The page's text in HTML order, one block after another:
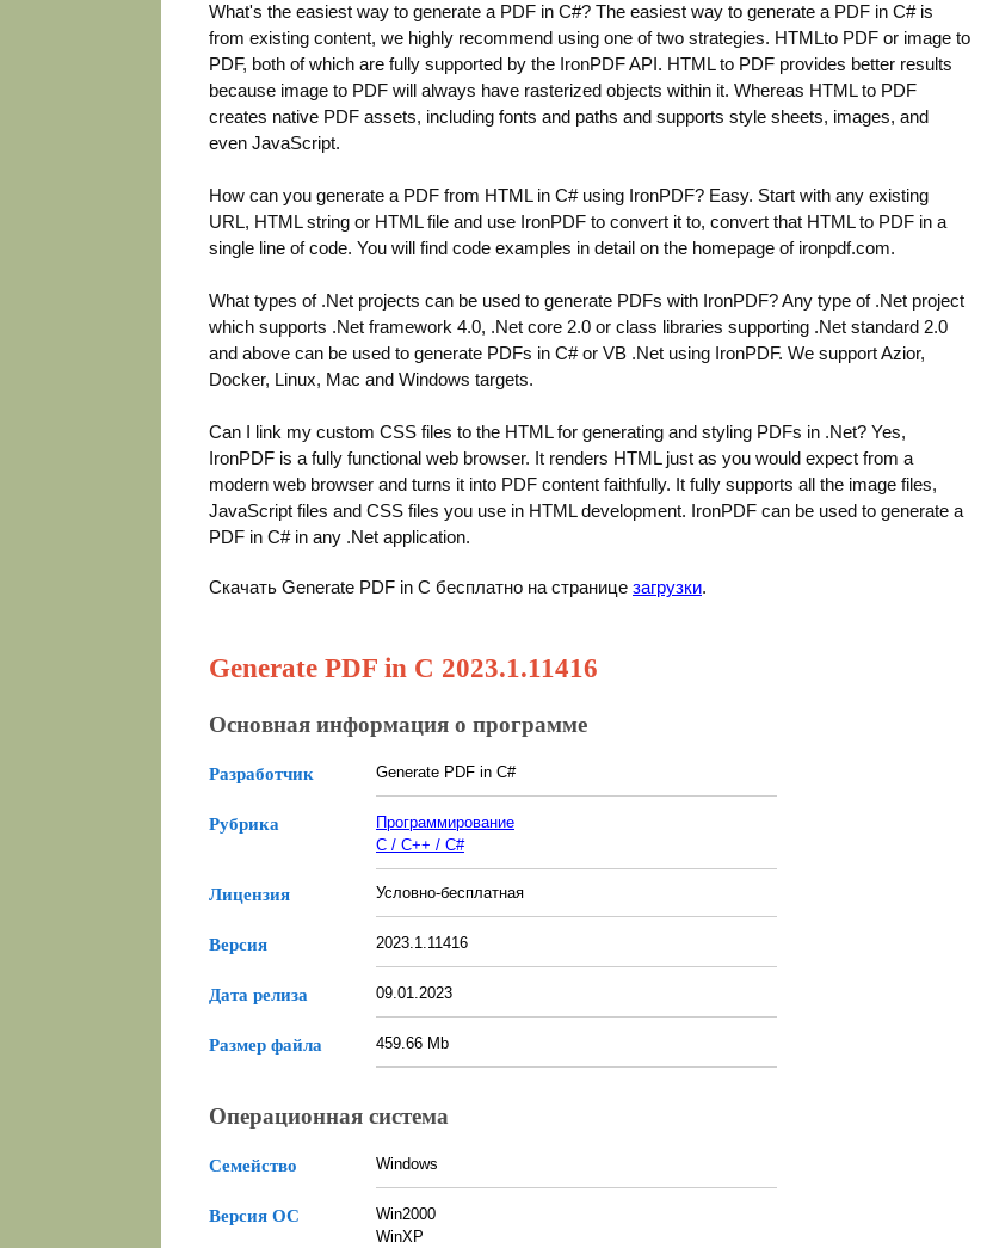
What's the easiest way to generate a PDF in C#? The easiest way to generate a PDF in C# is
from existing content, we highly recommend using one of two strategies. HTMLto PDF or image to
PDF, both of which are fully supported by the IronPDF API. HTML to PDF provides better results
because image to PDF will always have rasterized objects within it. Whereas HTML to PDF
creates native PDF assets, including fonts and paths and supports style sheets, images, and
even JavaScript.
How can you generate a PDF from HTML in C# using IronPDF? Easy. Start with any existing
URL, HTML string or HTML file and use IronPDF to convert it to, convert that HTML to PDF in a
single line of code. You will find code examples in detail on the homepage of ironpdf.com.
What types of .Net projects can be used to generate PDFs with IronPDF? Any type of .Net project
which supports .Net framework 4.0, .Net core 2.0 or class libraries supporting .Net standard 2.0
and above can be used to generate PDFs in C# or VB .Net using IronPDF. We support Azior,
Docker, Linux, Mac and Windows targets.
Can I link my custom CSS files to the HTML for generating and styling PDFs in .Net? Yes,
IronPDF is a fully functional web browser. It renders HTML just as you would expect from a
modern web browser and turns it into PDF content faithfully. It fully supports all the image files,
JavaScript files and CSS files you use in HTML development. IronPDF can be used to generate a
PDF in C# in any .Net application.
Скачать Generate PDF in C бесплатно на странице загрузки.
Generate PDF in C 2023.1.11416
Основная информация о программе
Разработчик Generate PDF in C#
Рубрика
Программирование
C / C++ / C#
Лицензия Условно-бесплатная
Версия 2023.1.11416
Дата релиза 09.01.2023
Размер файла 459.66 Mb
Операционная система
Семейство Windows
Версия ОС
Win2000
WinXP